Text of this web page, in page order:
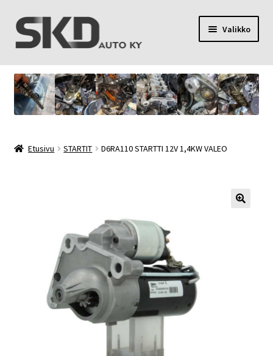
Siirry
navigointiin
Siirry
sisältöön
Valikko
SKD Auto Ky
Toimitusehdot
Etusivu STARTIT D6RA110 STARTTI 12V 1,4KW VALEO